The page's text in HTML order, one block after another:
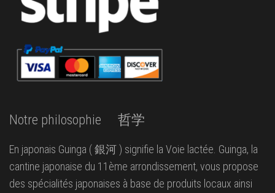
Notre philosophie 哲学
En japonais Guinga ( 銀河 ) signifie la Voie lactée. Guinga, la
cantine japonaise du 11ème arrondissement, vous propose
des spécialités japonaises à base de produits locaux ainsi